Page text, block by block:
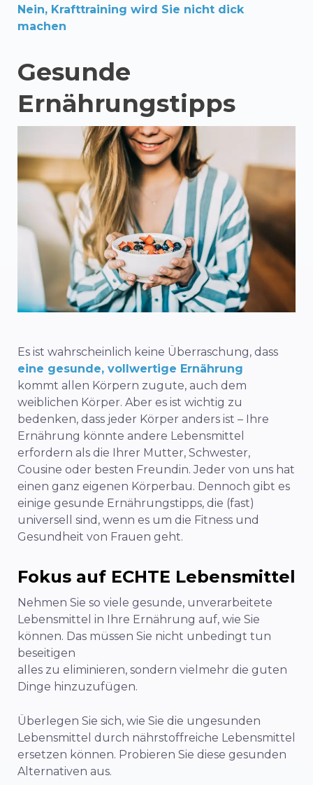
Nein, Krafttraining wird Sie nicht dick
machen
Gesunde
Ernährungstipps
Es ist wahrscheinlich keine Überraschung, dass
eine gesunde, vollwertige Ernährung
kommt allen Körpern zugute, auch dem
weiblichen Körper. Aber es ist wichtig zu
bedenken, dass jeder Körper anders ist – Ihre
Ernährung könnte andere Lebensmittel
erfordern als die Ihrer Mutter, Schwester,
Cousine oder besten Freundin. Jeder von uns hat
einen ganz eigenen Körperbau. Dennoch gibt es
einige gesunde Ernährungstipps, die (fast)
universell sind, wenn es um die Fitness und
Gesundheit von Frauen geht.
Fokus auf ECHTE Lebensmittel
Nehmen Sie so viele gesunde, unverarbeitete
Lebensmittel in Ihre Ernährung auf, wie Sie
können. Das müssen Sie nicht unbedingt tun
beseitigen
alles zu eliminieren, sondern vielmehr die guten
Dinge hinzuzufügen.
Überlegen Sie sich, wie Sie die ungesunden
Lebensmittel durch nährstoffreiche Lebensmittel
ersetzen können. Probieren Sie diese gesunden
Alternativen aus.